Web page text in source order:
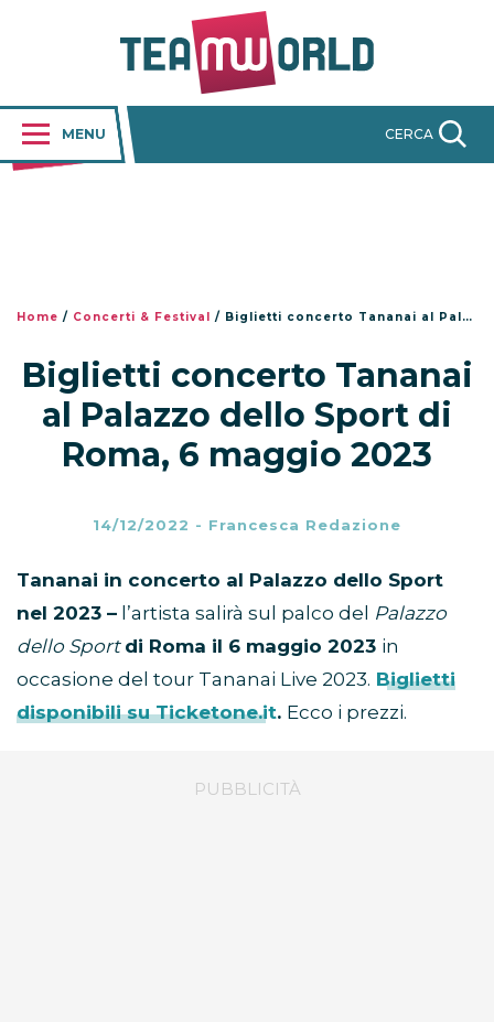
MENU CERCA
Home / Concerti & Festival / Biglietti concerto Tananai al Palazzo dello Sport di Roma, 6 maggio 2023
Biglietti concerto Tananai
al Palazzo dello Sport di
Roma, 6 maggio 2023
14/12/2022 - Francesca Redazione
Tananai in concerto al Palazzo dello Sport
nel 2023 – l’artista salirà sul palco del Palazzo
dello Sport di Roma il 6 maggio 2023 in
occasione del tour Tananai Live 2023. Biglietti
disponibili su Ticketone.it. Ecco i prezzi.